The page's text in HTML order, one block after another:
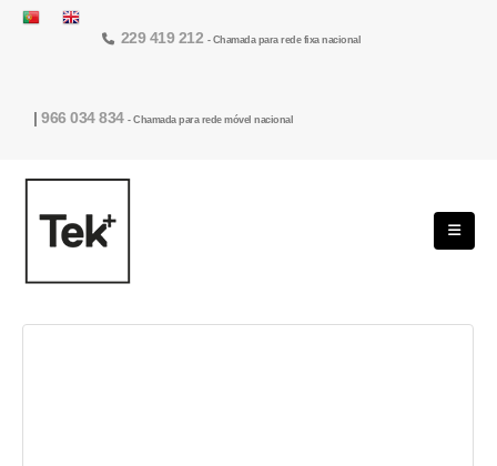
229 419 212 - Chamada para rede fixa nacional
| 966 034 834 - Chamada para rede móvel nacional